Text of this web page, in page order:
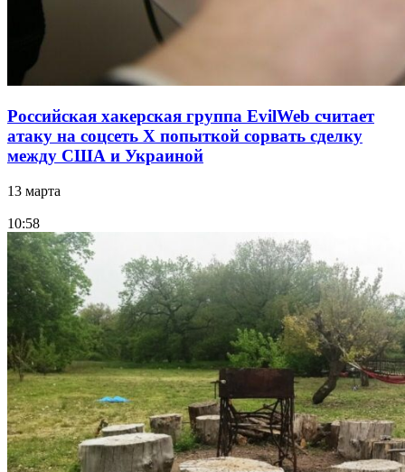
Российская хакерская группа EvilWeb считает
атаку на соцсеть Х попыткой сорвать сделку
между США и Украиной
13 марта
10:58